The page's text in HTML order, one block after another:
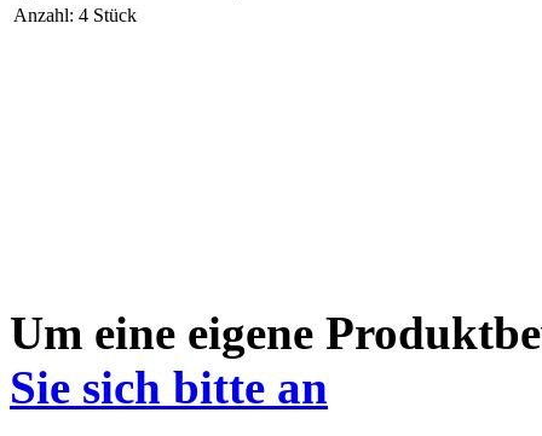
Anzahl: 4 Stück
Um eine eigene
Sie sich bitte an